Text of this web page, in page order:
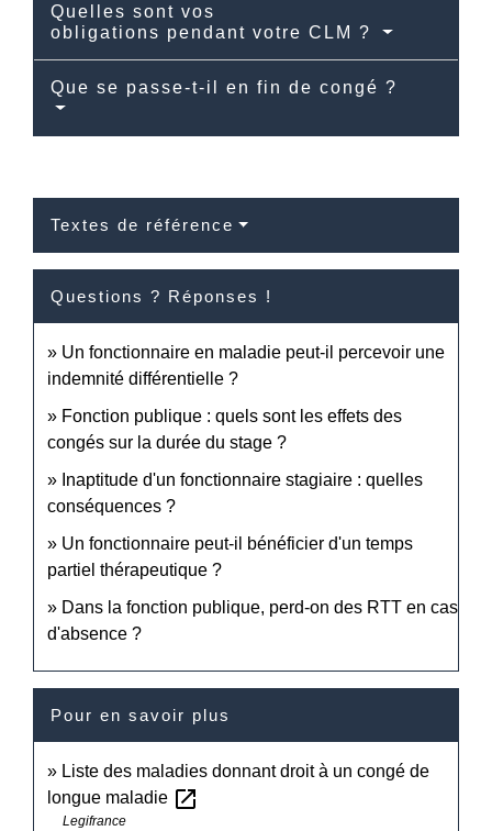
Quelles sont vos
obligations pendant votre CLM ?
Que se passe-t-il en fin de congé ?
Textes de référence
Questions ? Réponses !
Un fonctionnaire en maladie peut-il percevoir une
indemnité différentielle ?
Fonction publique : quels sont les effets des
congés sur la durée du stage ?
Inaptitude d'un fonctionnaire stagiaire : quelles
conséquences ?
Un fonctionnaire peut-il bénéficier d'un temps
partiel thérapeutique ?
Dans la fonction publique, perd-on des RTT en cas
d'absence ?
Pour en savoir plus
Liste des maladies donnant droit à un congé de
longue maladie open_in_new
Legifrance